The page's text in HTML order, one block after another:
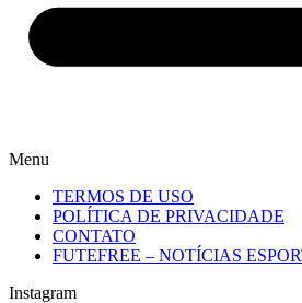
Menu
TERMOS DE USO
POLÍTICA DE PRIVACIDADE
CONTATO
FUTEFREE – NOTÍCIAS
Instagram